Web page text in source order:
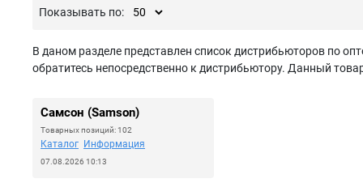
Показывать по:
В даном разделе представлен список дистрибьюторов по
обратитесь непосредственно к дистрибьютору. Данный
Самсон (Samson)
Товарных позиций: 102
Каталог Информация
07.08.2026 10:13